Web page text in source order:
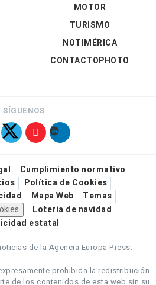
MOTOR
TURISMO
NOTIMÉRICA
CONTACTOPHOTO
SÍGUENOS
Cumplimiento normativo
Política de Cookies
Mapa Web
Temas
Loteria de navidad
estatal
de la Agencia Europa Press.
prohibida la redistribución
de los contenidos de esta web sin su